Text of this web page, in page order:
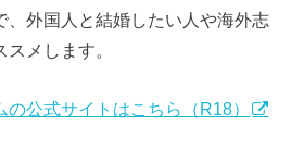
、外国人と結婚したい人や海外志
メします。
公式サイトはこちら（R18）